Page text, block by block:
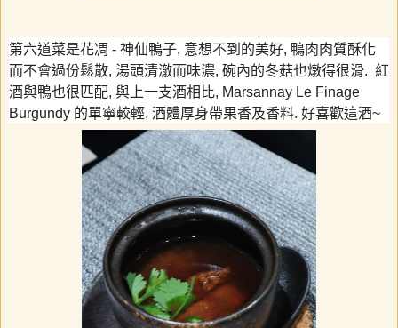
第六道菜是花凋 - 神仙鴨子, 意想不到的美好, 鴨肉肉質酥化
而不會過份鬆散, 湯頭清澈而味濃, 碗內的冬菇也燉得很滑. 紅
酒與鴨也很匹配, 與上一支酒相比, Marsannay Le Finage
Burgundy 的單寧較輕, 酒體厚身帶果香及香料. 好喜歡這酒~